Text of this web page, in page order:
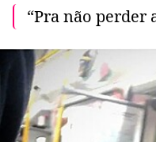
“Pra não perder